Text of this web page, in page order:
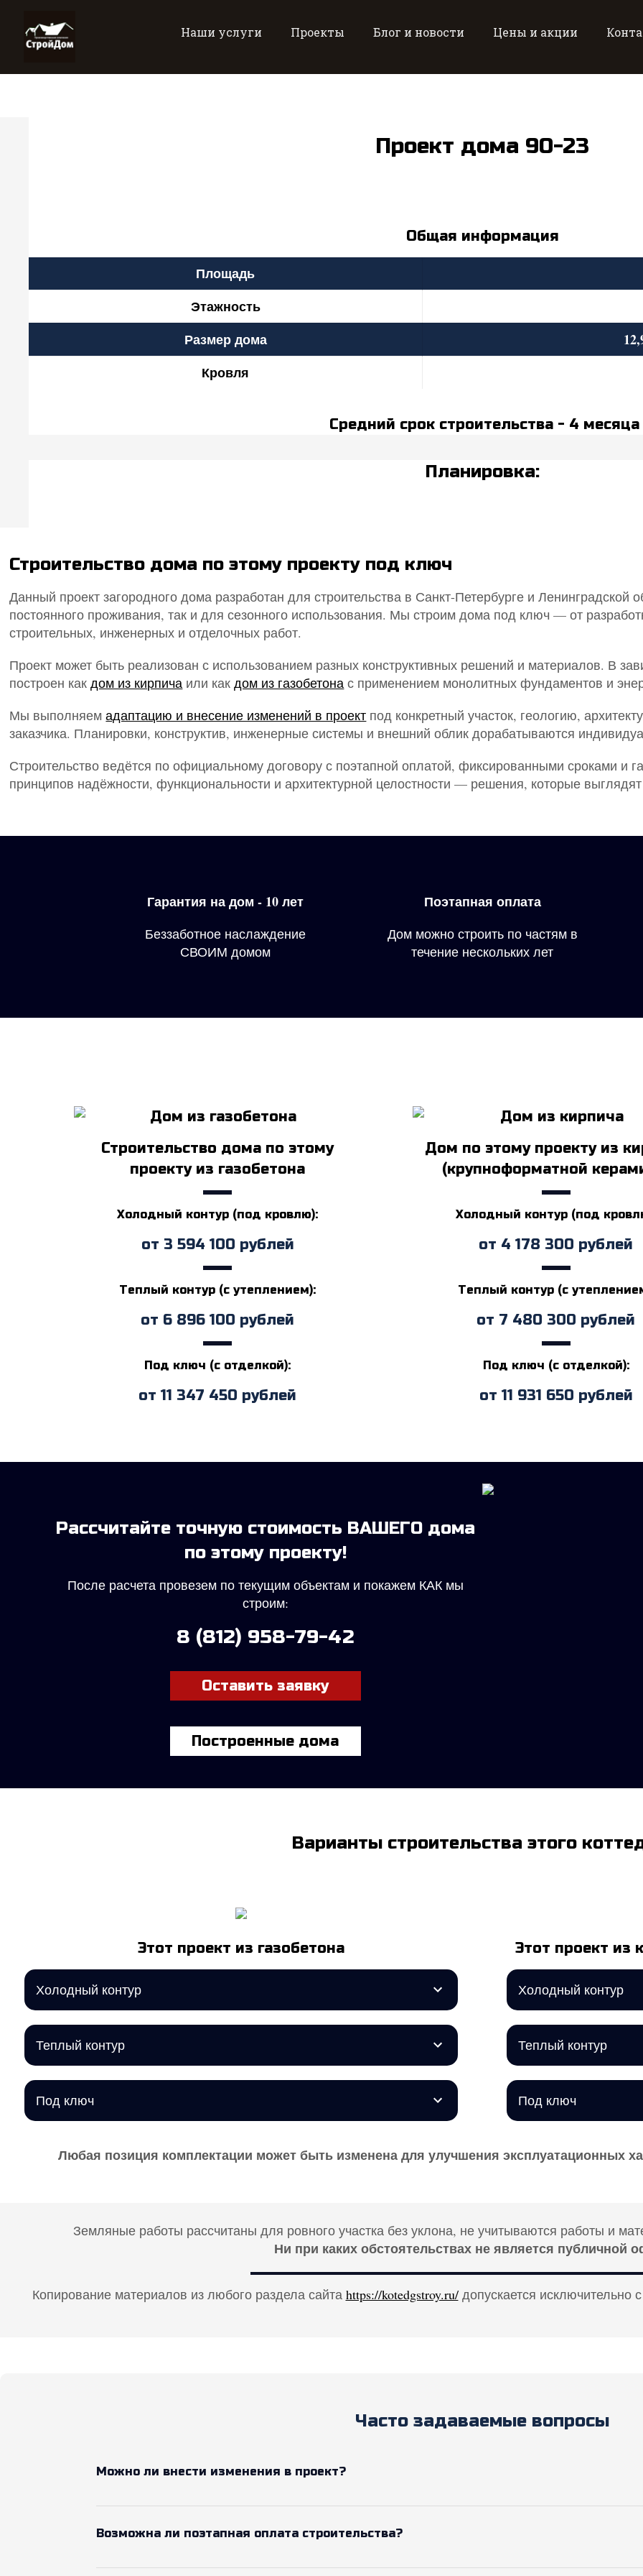
Наши услуги Проекты Блог и новости Цены и акции
Проект дома 90-23
Общая информация
Площадь
Этажность
Размер дома
Кровля
Средний срок строительства - 4 месяца
Планировка:
Строительство дома по этому проекту под ключ
Данный проект загородного дома разработан для строительства в Санкт-Петербурге и Ленинградской
постоянного проживания, так и для сезонного использования. Мы строим дома под ключ — от
строительных, инженерных и отделочных работ.
Проект может быть реализован с использованием разных конструктивных решений и материалов. В
построен какдом из кирпича или какдом из газобетона с применением монолитных фундаментов и
Мы выполняемадаптацию и внесение изменений в проект под конкретный участок, геологию,
заказчика. Планировки, конструктив, инженерные системы и внешний облик дорабатываются
Строительство ведётся по официальному договору с поэтапной оплатой, фиксированными сроками и
принципов надёжности, функциональности и архитектурной целостности — решения, которые
Гарантия на дом - 10 лет
Беззаботное наслаждение
СВОИМ домом
Поэтапная оплата
Дом можно строить по частям в
течение нескольких лет
Строительство дома по этому
проекту из газобетона
Холодный контур (под кровлю):
от 3 594 100 рублей
Теплый контур (с утеплением):
от 6 896 100 рублей
Под ключ (с отделкой):
от11 347 450 рублей
Дом по этому проекту из
(крупноформатной
Холодный контур (под
от 4 178 300 рублей
Теплый контур (с
от 7 480 300 рублей
Под ключ (с отделкой):
от 11 931 650 рублей
Рассчитайте точную стоимость ВАШЕГО дома
по этому проекту!
После расчета провезем по текущим объектам и покажем КАК мы
строим:
8 (812) 958-79-42
Оставить заявку
Построенные дома
Варианты строительства этого
Этот проект из газобетона
Холодный контур
Теплый контур
Под ключ
Этот проект из
Холодный контур
Теплый контур
Под ключ
Любая позиция комплектации может быть изменена для улучшения эксплуатационных
Земляные работы рассчитаны для ровного участка без уклона, не учитываются работы и
Ни при каких обстоятельствах не является публичной
Копирование материалов из любого раздела сайта https://kotedgstroy.ru/допускается исключительно
Часто задаваемые вопросы
Можно ли внести изменения в проект?
Возможна ли поэтапная оплата строительства?